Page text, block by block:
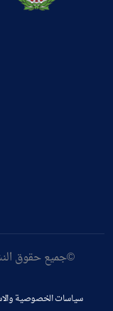
سياسات الخصوصية